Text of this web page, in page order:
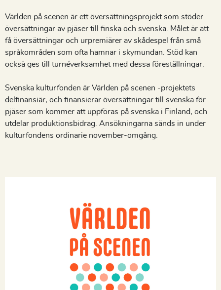
Världen på scenen är ett översättningsprojekt som stöder
översättningar av pjäser till finska och svenska. Målet är att
få översättningar och urpremiärer av skådespel från små
språkområden som ofta hamnar i skymundan. Stöd kan
också ges till turnéverksamhet med dessa föreställningar.
Svenska kulturfonden är Världen på scenen -projektets
delfinansiär, och finansierar översättningar till svenska för
pjäser som kommer att uppföras på svenska i Finland, och
utdelar produktionsbidrag. Ansökningarna sänds in under
kulturfondens ordinarie november-omgång.